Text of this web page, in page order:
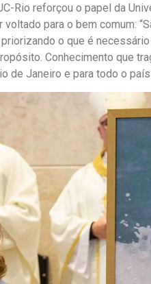
Rio reforçou o papel da
para o bem comum:
o que é
Conhecimento que
de Janeiro e para todo o